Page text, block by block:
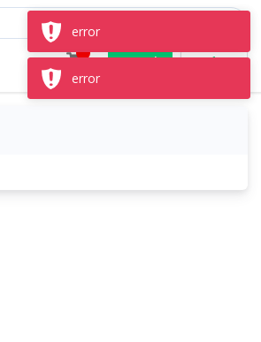
Masuk Daftar
error
error